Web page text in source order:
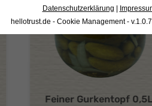
Feiner Gurkentopf 0,5L
Datenschutzerklärung |
hellotrust.de - Cookie Management -